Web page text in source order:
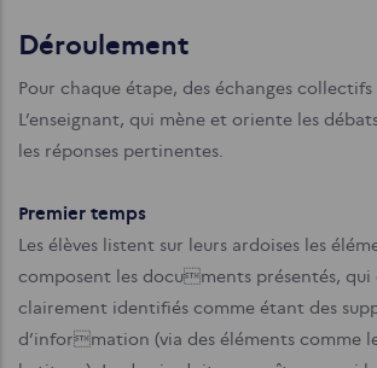
Déroulement
Pour chaque étape, des échanges collectifs
L’enseignant, qui mène et oriente les
les réponses pertinentes.
Premier temps
Les élèves listent sur leurs ardoises les
composent les documents présentés,
clairement identifiés comme étant des
d’information (via des éléments comme